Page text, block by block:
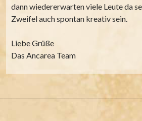
dann wiedererwarten viele Leute da
Zweifel auch spontan kreativ sein.
Liebe Grüße
Das Ancarea Team